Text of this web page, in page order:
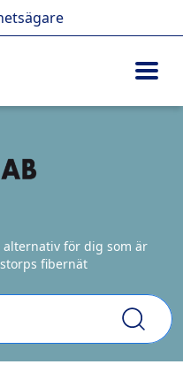
alternativ för dig som är
fibernät